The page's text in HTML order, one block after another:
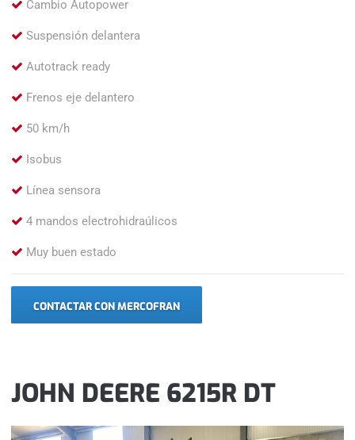
Cambio Autopower
Suspensión delantera
Autotrack ready
Frenos eje delantero
50 km/h
Isobus
Línea sensora
4 mandos electrohidraúlicos
Muy buen estado
CONTACTAR CON MERCOFRAN
JOHN DEERE 6215R DT